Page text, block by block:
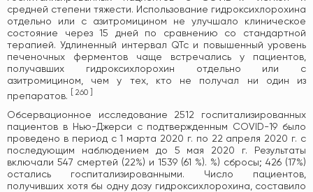
средней степени тяжести. Использование гидроксихлорохина
отдельно или с азитромицином не улучшало клиническое
состояние через 15 дней по сравнению со стандартной
терапией. Удлиненный интервал QTc и повышенный уровень
печеночных ферментов чаще встречались у пациентов,
получавших гидроксихлорохин отдельно или с
азитромицином, чем у тех, кто не получал ни один из
препаратов.
260
Обсервационное исследование 2512 госпитализированных
пациентов в Нью-Джерси с подтвержденным COVID-19 было
проведено в период с 1 марта 2020 г. по 22 апреля 2020 г. с
последующим наблюдением до 5 мая 2020 г. Результаты
включали 547 смертей (22%) и 1539 (61 %). %) сбросы; 426 (17%)
остались госпитализированными. Число пациентов,
получивших хотя бы одну дозу гидроксихлорохина, составило